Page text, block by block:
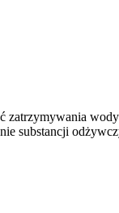
substancji